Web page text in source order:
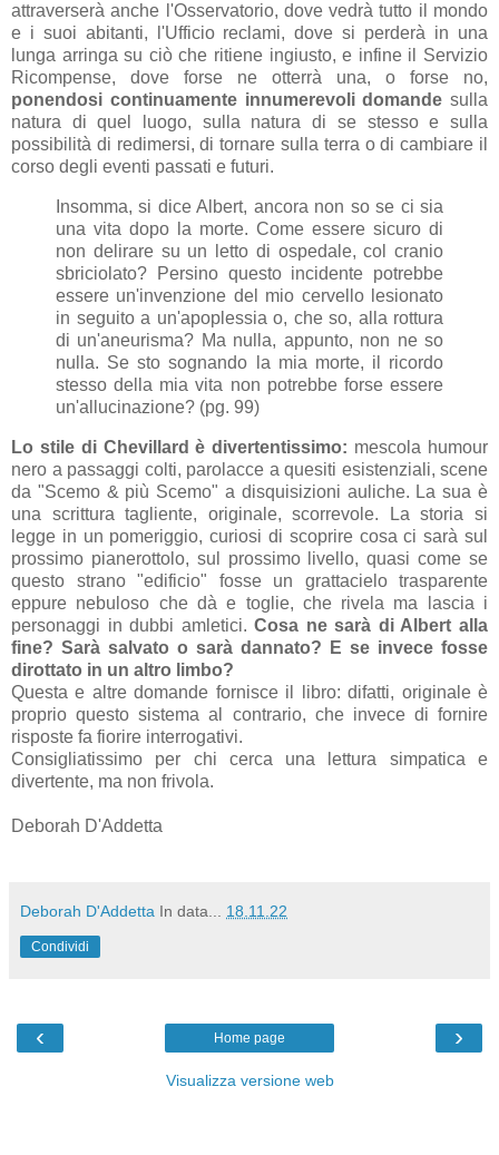
attraverserà anche l'Osservatorio, dove vedrà tutto il mondo
e i suoi abitanti, l'Ufficio reclami, dove si perderà in una
lunga arringa su ciò che ritiene ingiusto, e infine il Servizio
Ricompense, dove forse ne otterrà una, o forse no,
ponendosi continuamente innumerevoli domande sulla
natura di quel luogo, sulla natura di se stesso e sulla
possibilità di redimersi, di tornare sulla terra o di cambiare il
corso degli eventi passati e futuri.
Insomma, si dice Albert, ancora non so se ci sia
una vita dopo la morte. Come essere sicuro di
non delirare su un letto di ospedale, col cranio
sbriciolato? Persino questo incidente potrebbe
essere un'invenzione del mio cervello lesionato
in seguito a un'apoplessia o, che so, alla rottura
di un'aneurisma? Ma nulla, appunto, non ne so
nulla. Se sto sognando la mia morte, il ricordo
stesso della mia vita non potrebbe forse essere
un'allucinazione? (pg. 99)
Lo stile di Chevillard è divertentissimo: mescola humour
nero a passaggi colti, parolacce a quesiti esistenziali, scene
da "Scemo & più Scemo" a disquisizioni auliche. La sua è
una scrittura tagliente, originale, scorrevole. La storia si
legge in un pomeriggio, curiosi di scoprire cosa ci sarà sul
prossimo pianerottolo, sul prossimo livello, quasi come se
questo strano "edificio" fosse un grattacielo trasparente
eppure nebuloso che dà e toglie, che rivela ma lascia i
personaggi in dubbi amletici.Cosa ne sarà di Albert alla
fine? Sarà salvato o sarà dannato? E se invece fosse
dirottato in un altro limbo?
Questa e altre domande fornisce il libro: difatti, originale è
proprio questo sistema al contrario, che invece di fornire
risposte fa fiorire interrogativi.
Consigliatissimo per chi cerca una lettura simpatica e
divertente, ma non frivola.
Deborah D'Addetta
Deborah D'Addetta In data... 18.11.22
Condividi
‹ ›
Home page
Visualizza versione web